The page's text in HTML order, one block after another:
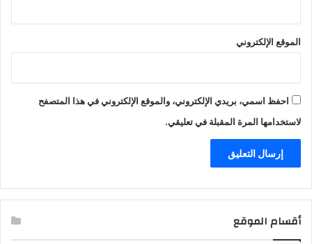
الموقع الإلكتروني
احفظ اسمي، بريدي الإلكتروني، والموقع الإلكتروني في هذا المتصفح
لاستخدامها المرة المقبلة في تعليقي.
أقسام الموقع